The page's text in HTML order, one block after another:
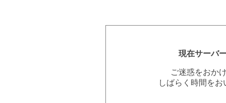
現在サーバ
ご迷惑をおか
しばらく時間を